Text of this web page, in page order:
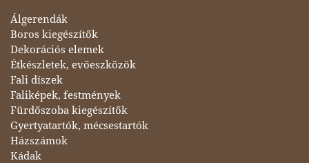
Álgerendák
Boros kiegészítők
Dekorációs elemek
Étkészletek, evőeszközök
Fali díszek
Faliképek, festmények
Fürdőszoba kiegészítők
Gyertyatartók, mécsestartók
Házszámok
Kádak